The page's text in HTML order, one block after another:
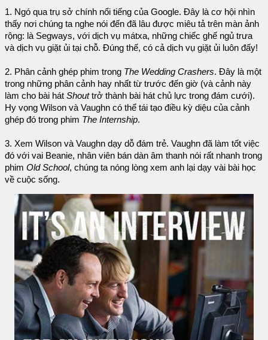
1. Ngó qua trụ sở chính nổi tiếng của Google. Đây là cơ hội nhìn
thấy nơi chúng ta nghe nói đến đã lâu được miêu tả trên màn ảnh
rộng: là Segways, với dịch vụ mátxa, những chiếc ghế ngủ trưa
và dịch vụ giặt ủi tại chỗ. Đúng thế, có cả dịch vụ giặt ủi luôn đấy!
2. Phân cảnh ghép phim trong The Wedding Crashers. Đây là một
trong những phân cảnh hay nhất từ trước đến giờ (và cảnh này
làm cho bài hát Shouttrở thành bài hát chủ lực trong đám cưới).
Hy vọng Wilson và Vaughn có thể tái tạo điều kỳ diệu của cảnh
ghép đó trong phim The Internship.
3. Xem Wilson và Vaughn dạy dỗ đám trẻ. Vaughn đã làm tốt việc
đó với vai Beanie, nhân viên bán dàn âm thanh nói rất nhanh trong
phim Old School, chúng ta nóng lòng xem anh lại dạy vài bài học
về cuộc sống.